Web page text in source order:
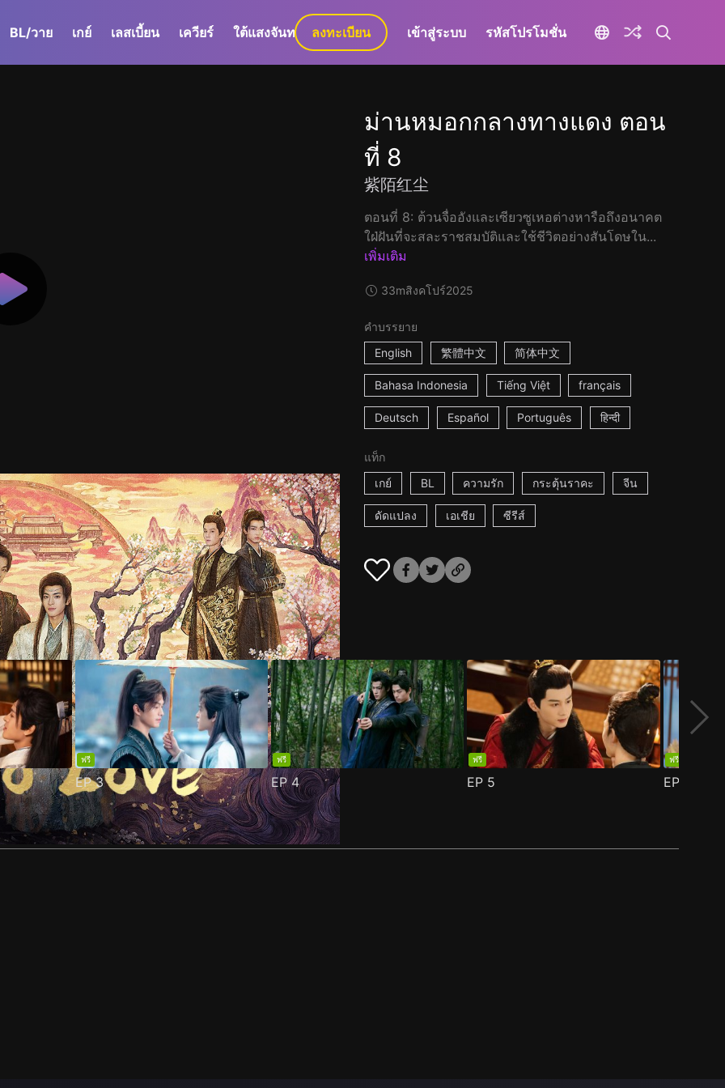
BL/วาย เกย์ เลสเบี้ยน เควียร์ ใต้แสงจันทร์ GaLa+
ลงทะเบียน เข้าสู่ระบบ รหัสโปรโมชั่น
ม่านหมอกกลางทางแดง ตอน
ที่ 8
紫陌红尘
ตอนที่ 8: ต้วนจื่ออังและเซียวซูเหอต่างหารือถึงอนาคต
ใฝ่ฝันที่จะสละราชสมบัติและใช้ชีวิตอย่างสันโดษใน...
เพิ่มเติม
33mสิงคโปร์2025
คำบรรยาย
English
繁體中文 简体中文
Bahasa Indonesia Tiếng Việt français
Deutsch Español Português हिन्दी
แท็ก
เกย์
BL ความรัก กระตุ้นราคะ จีน
ดัดแปลง เอเชีย ซีรีส์
ฟรี
EP3
ฟรี
EP 4
ฟรี
EP 5
ฟรี
EP